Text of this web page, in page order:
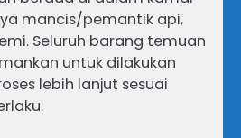
mancis/pemantik api,
Seluruh barang temuan
untuk dilakukan
lebih lanjut sesuai